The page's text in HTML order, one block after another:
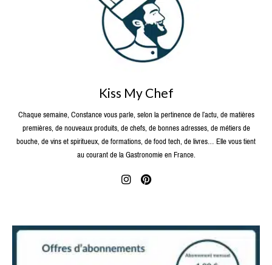
Kiss My Chef
Chaque semaine, Constance vous parle, selon la pertinence de l’actu, de matières
premières, de nouveaux produits, de chefs, de bonnes adresses, de métiers de
bouche, de vins et spiritueux, de formations, de food tech, de livres… Elle vous tient
au courant de la Gastronomie en France.